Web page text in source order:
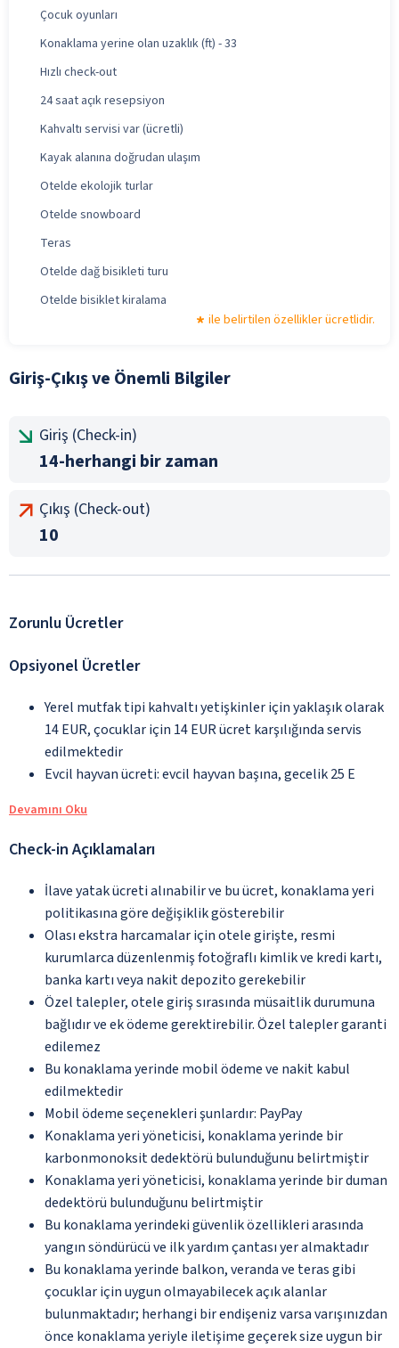
Çocuk oyunları
Konaklama yerine olan uzaklık (ft) - 33
Hızlı check-out
24 saat açık resepsiyon
Kahvaltı servisi var (ücretli)
Kayak alanına doğrudan ulaşım
Otelde ekolojik turlar
Otelde snowboard
Teras
Otelde dağ bisikleti turu
Otelde bisiklet kiralama
ile belirtilen özellikler ücretlidir.
Giriş-Çıkış ve Önemli Bilgiler
Giriş (Check-in)
14-herhangi bir zaman
Çıkış (Check-out)
10
Zorunlu Ücretler
Opsiyonel Ücretler
Yerel mutfak tipi kahvaltı yetişkinler için yaklaşık olarak
14 EUR, çocuklar için 14 EUR ücret karşılığında servis
edilmektedir
Evcil hayvan ücreti: evcil hayvan başına, gecelik 25 E
Devamını Oku
Check-in Açıklamaları
İlave yatak ücreti alınabilir ve bu ücret, konaklama yeri
politikasına göre değişiklik gösterebilir
Olası ekstra harcamalar için otele girişte, resmi
kurumlarca düzenlenmiş fotoğraflı kimlik ve kredi kartı,
banka kartı veya nakit depozito gerekebilir
Özel talepler, otele giriş sırasında müsaitlik durumuna
bağlıdır ve ek ödeme gerektirebilir. Özel talepler garanti
edilemez
Bu konaklama yerinde mobil ödeme ve nakit kabul
edilmektedir
Mobil ödeme seçenekleri şunlardır: PayPay
Konaklama yeri yöneticisi, konaklama yerinde bir
karbonmonoksit dedektörü bulunduğunu belirtmiştir
Konaklama yeri yöneticisi, konaklama yerinde bir duman
dedektörü bulunduğunu belirtmiştir
Bu konaklama yerindeki güvenlik özellikleri arasında
yangın söndürücü ve ilk yardım çantası yer almaktadır
Bu konaklama yerinde balkon, veranda ve teras gibi
çocuklar için uygun olmayabilecek açık alanlar
bulunmaktadır; herhangi bir endişeniz varsa varışınızdan
önce konaklama yeriyle iletişime geçerek size uygun bir